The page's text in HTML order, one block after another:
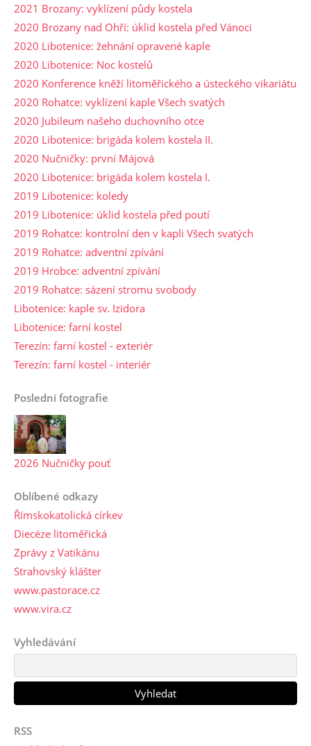
2021 Brozany: vyklízení půdy kostela
2020 Brozany nad Ohří: úklid kostela před Vánoci
2020 Libotenice: žehnání opravené kaple
2020 Libotenice: Noc kostelů
2020 Konference kněží litoměřického a ústeckého vikariátu
2020 Rohatce: vyklízení kaple Všech svatých
2020 Jubileum našeho duchovního otce
2020 Libotenice: brigáda kolem kostela II.
2020 Nučničky: první Májová
2020 Libotenice: brigáda kolem kostela I.
2019 Libotenice: koledy
2019 Libotenice: úklid kostela před poutí
2019 Rohatce: kontrolní den v kapli Všech svatých
2019 Rohatce: adventní zpívání
2019 Hrobce: adventní zpívání
2019 Rohatce: sázení stromu svobody
Libotenice: kaple sv. Izidora
Libotenice: farní kostel
Terezín: farní kostel - exteriér
Terezín: farní kostel - interiér
Poslední fotografie
2026 Nučničky pouť
Oblíbené odkazy
Římskokatolická církev
Diecéze litoměřická
Zprávy z Vatikánu
Strahovský klášter
www.pastorace.cz
www.vira.cz
Vyhledávání
RSS